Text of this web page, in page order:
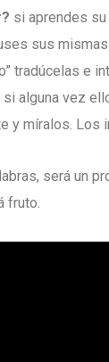
si aprendes
sus mismas
tradúcelas e
alguna vez
y míralos. Los
será un
fruto.